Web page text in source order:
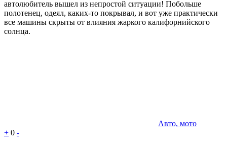
автолюбитель вышел из непростой ситуации! Побольше
полотенец, одеял, каких-то покрывал, и вот уже практически
все машины скрыты от влияния жаркого калифорнийского
солнца.
Авто, мото
+ 0 -